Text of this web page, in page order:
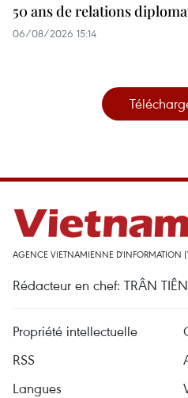
50 ans de relations
06/08/2026 15:14
AGENCE VIETNAMIENNE D'INFORMATION
Rédacteur en chef: TRÂN
Propriété intellectuelle
RSS
Langues